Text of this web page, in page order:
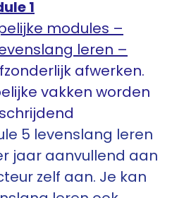
1
modules –
leren –
afwerken.
vakken worden
5 levenslang leren
jaar aanvullend aan
zelf aan. Je kan